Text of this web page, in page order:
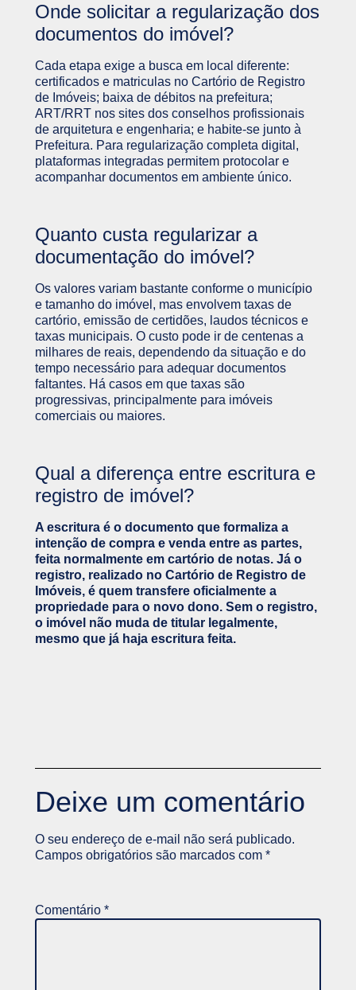
Onde solicitar a regularização dos
documentos do imóvel?
Cada etapa exige a busca em local diferente:
certificados e matriculas no Cartório de Registro
de Imóveis; baixa de débitos na prefeitura;
ART/RRT nos sites dos conselhos profissionais
de arquitetura e engenharia; e habite-se junto à
Prefeitura. Para regularização completa digital,
plataformas integradas permitem protocolar e
acompanhar documentos em ambiente único.
Quanto custa regularizar a
documentação do imóvel?
Os valores variam bastante conforme o município
e tamanho do imóvel, mas envolvem taxas de
cartório, emissão de certidões, laudos técnicos e
taxas municipais. O custo pode ir de centenas a
milhares de reais, dependendo da situação e do
tempo necessário para adequar documentos
faltantes. Há casos em que taxas são
progressivas, principalmente para imóveis
comerciais ou maiores.
Qual a diferença entre escritura e
registro de imóvel?
A escritura é o documento que formaliza a
intenção de compra e venda entre as partes,
feita normalmente em cartório de notas. Já o
registro, realizado no Cartório de Registro de
Imóveis, é quem transfere oficialmente a
propriedade para o novo dono. Sem o registro,
o imóvel não muda de titular legalmente,
mesmo que já haja escritura feita.
Deixe um comentário
O seu endereço de e-mail não será publicado.
Campos obrigatórios são marcados com *
Comentário *